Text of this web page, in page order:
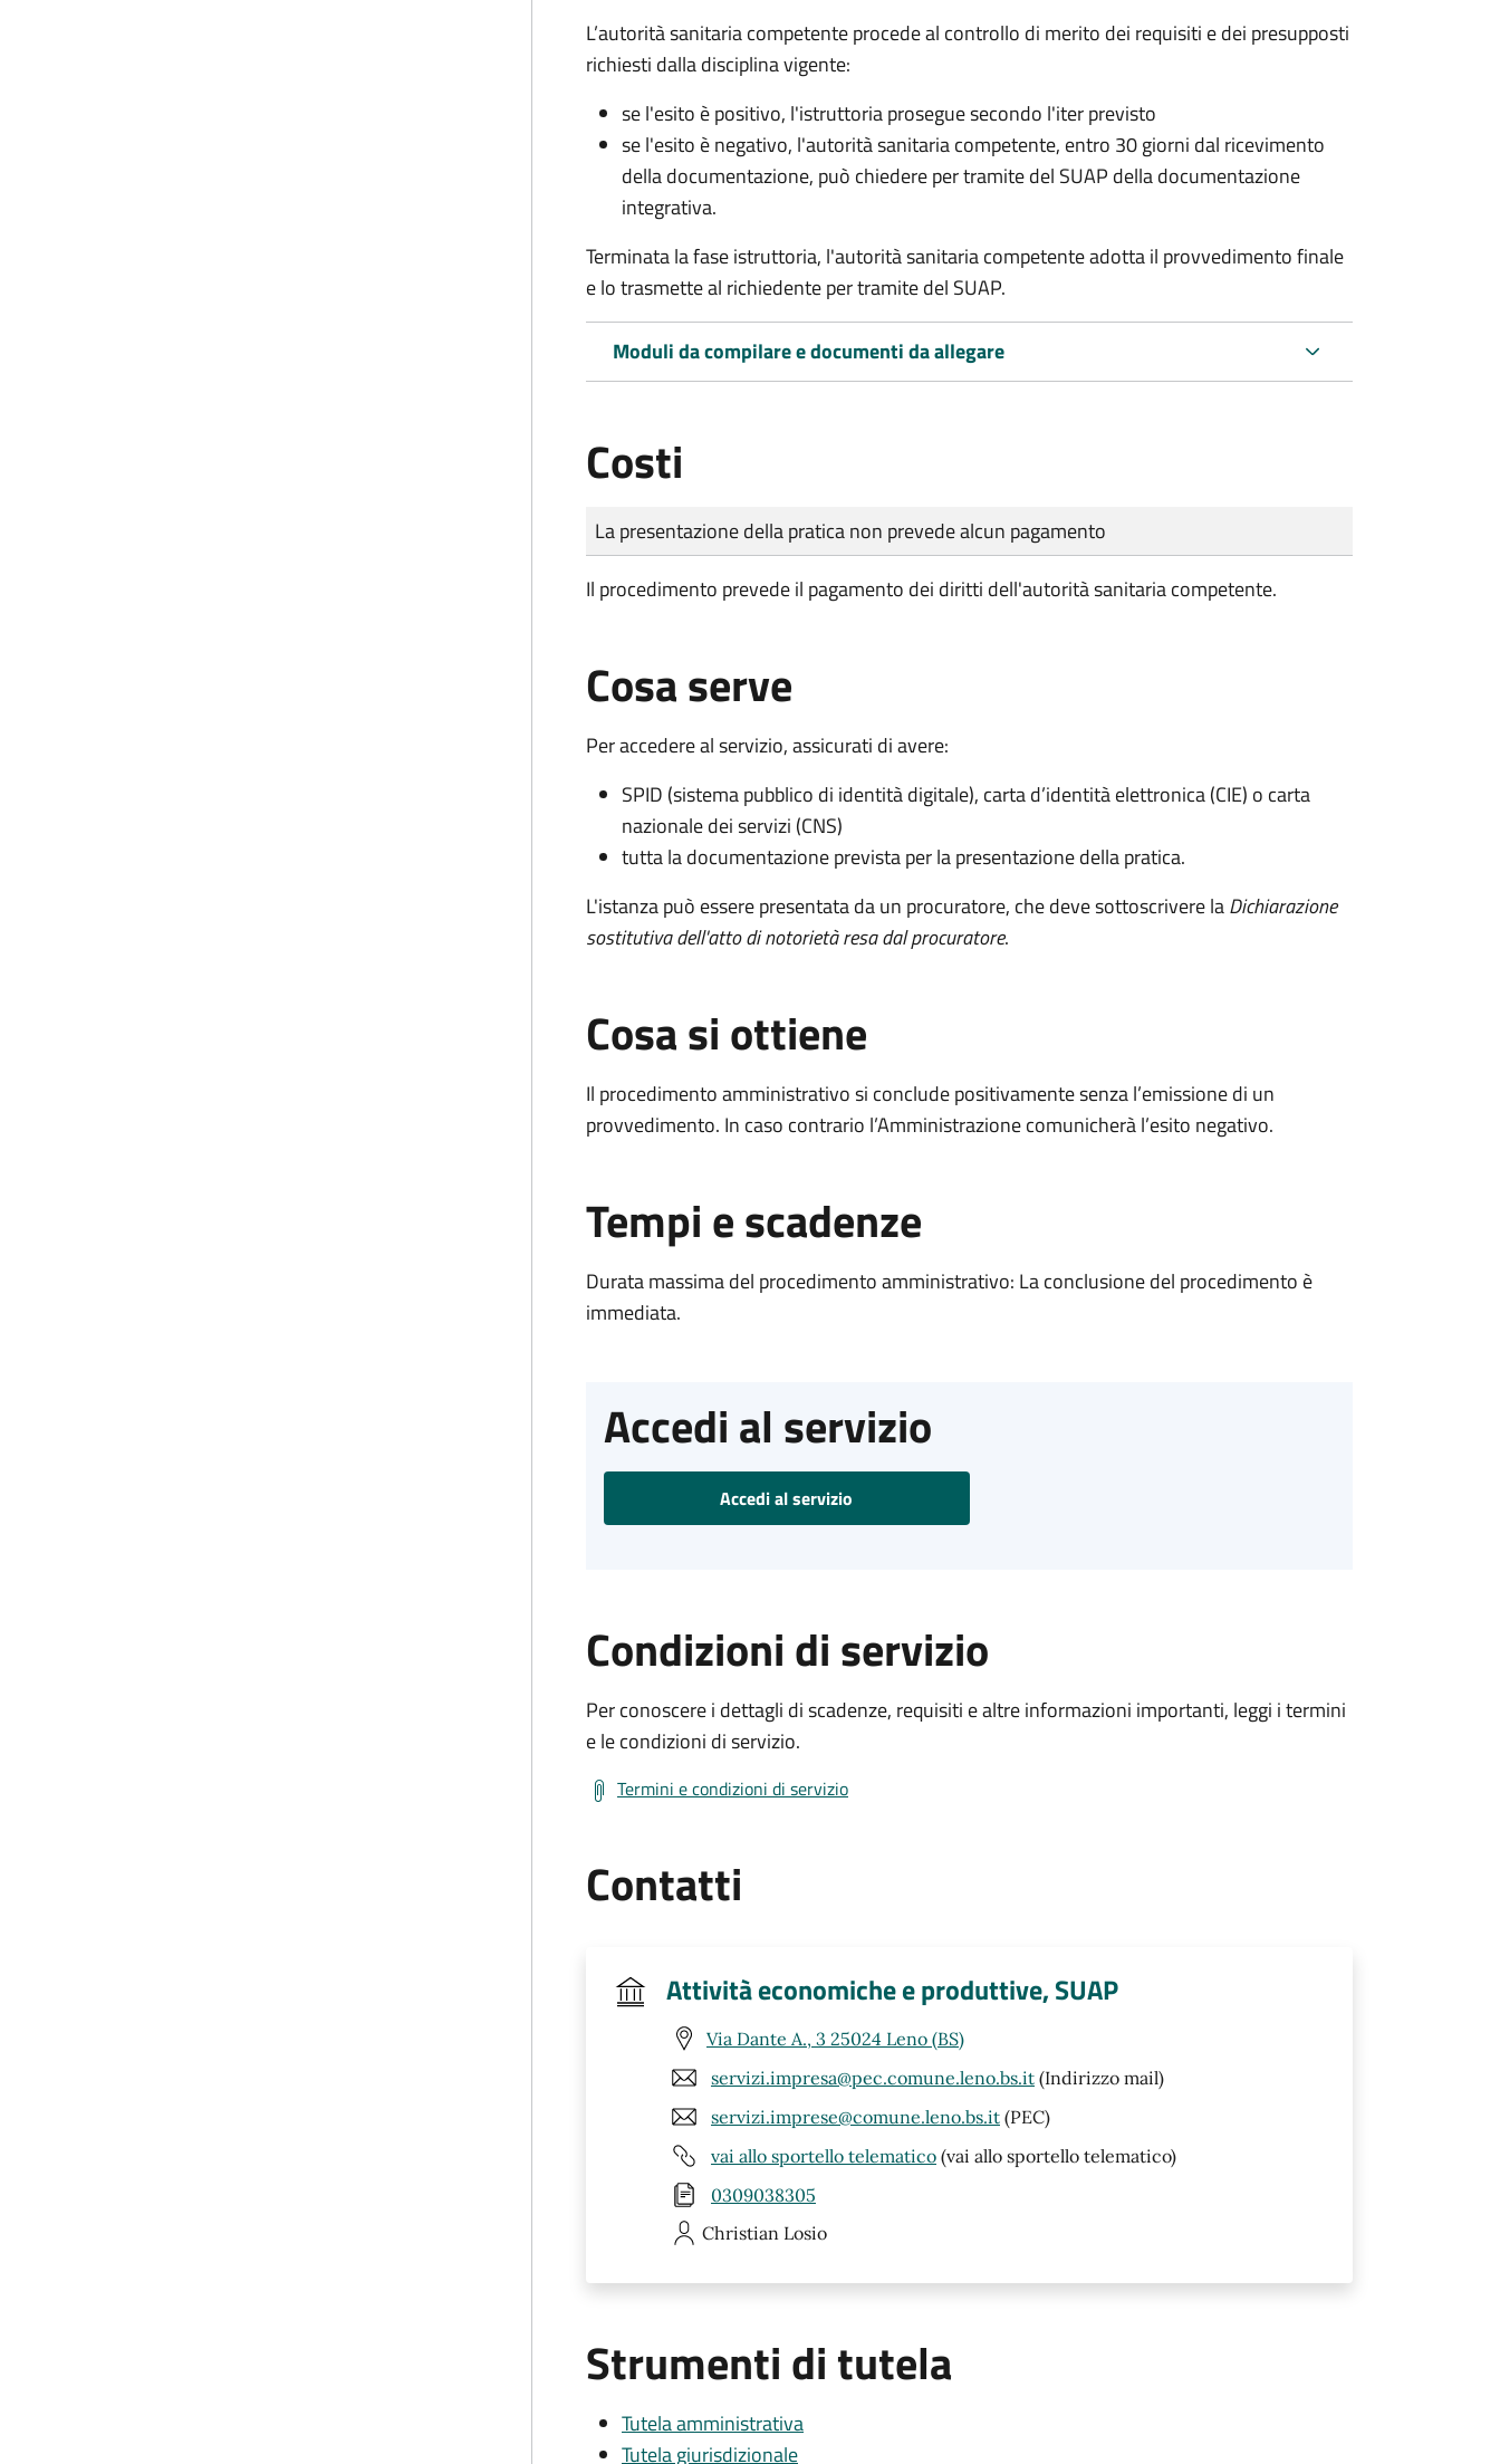
L’autorità sanitaria competente procede al controllo di merito dei requisiti e dei presupposti
richiesti dalla disciplina vigente:
se l'esito è positivo, l'istruttoria prosegue secondo l'iter previsto
se l'esito è negativo, l'autorità sanitaria competente, entro 30 giorni dal ricevimento
della documentazione, può chiedere per tramite del SUAP della documentazione
integrativa.
Terminata la fase istruttoria, l'autorità sanitaria competente adotta il provvedimento finale
e lo trasmette al richiedente per tramite del SUAP.
Moduli da compilare e documenti da allegare
Costi
Tipo di pagamento
Importo
La presentazione della pratica non prevede alcun pagamento
Il procedimento prevede il pagamento dei diritti dell'autorità sanitaria competente.
Cosa serve
Per accedere al servizio, assicurati di avere:
SPID (sistema pubblico di identità digitale), carta d’identità elettronica (CIE) o carta
nazionale dei servizi (CNS)
tutta la documentazione prevista per la presentazione della pratica.
L'istanza può essere presentata da un procuratore, che deve sottoscrivere laDichiarazione
sostitutiva dell'atto di notorietà resa dal procuratore.
Cosa si ottiene
Il procedimento amministrativo si conclude positivamente senza l’emissione di un
provvedimento. In caso contrario l’Amministrazione comunicherà l’esito negativo.
Tempi e scadenze
Durata massima del procedimento amministrativo: La conclusione del procedimento è
immediata.
Accedi al servizio
Accedi al servizio
Condizioni di servizio
Per conoscere i dettagli di scadenze, requisiti e altre informazioni importanti, leggi i termini
e le condizioni di servizio.
Termini e condizioni di servizio
Contatti
Attività economiche e produttive, SUAP
Via Dante A., 3 25024 Leno (BS)
servizi.impresa@pec.comune.leno.bs.it (Indirizzo mail)
servizi.imprese@comune.leno.bs.it (PEC)
vai allo sportello telematico (vai allo sportello telematico)
0309038305
Christian Losio
Strumenti di tutela
Tutela amministrativa
Tutela giurisdizionale